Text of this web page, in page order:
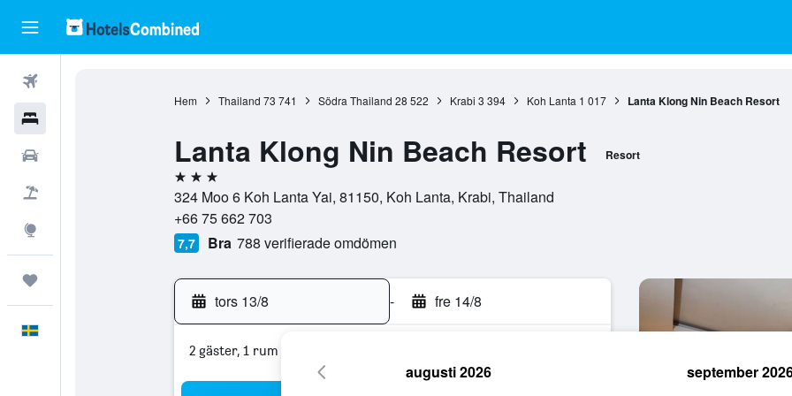
Hem Thailand 73 741 Södra Thailand 28 522 Krabi 3 394 Koh Lanta 1 017 Lanta Klong Nin Beach Resort
Lanta Klong Nin Beach Resort Resort
3 stjärnor
324 Moo 6 Koh Lanta Yai, 81150, Koh Lanta, Krabi, Thailand
+66 75 662 703
7,7 Bra 788 verifierade omdömen
tors 13/8 - fre 14/8
2 gäster, 1 rum
augusti 2026 september